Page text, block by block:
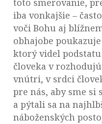
toto smerovanie,
iba vonkajšie –
voči Bohu aj
obhajobe
ktorý videl
človeka v
vnútri, v srdci
pre nás, aby sme si
a pýtali sa na
náboženských